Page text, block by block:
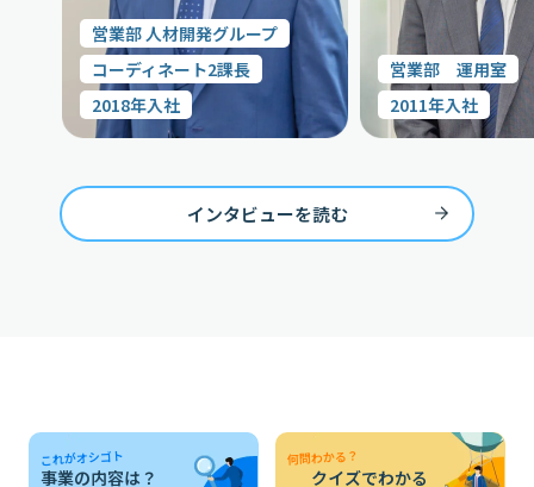
営業部 人材開発グループ
コーディネート2課長
2018年入社
迷わずチャレンジできる
営業部 運用室
2011年入社
支え合える
インタビューを読む
これがオシゴト
事業の内容は？
何問わかる？
クイズでわかる